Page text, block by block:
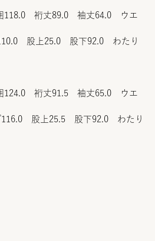
118.0 裄丈89.0 袖丈64.0 ウエ
股上25.0 股下92.0 わたり
124.0 裄丈91.5 袖丈65.0 ウエ
116.0 股上25.5 股下92.0 わたり